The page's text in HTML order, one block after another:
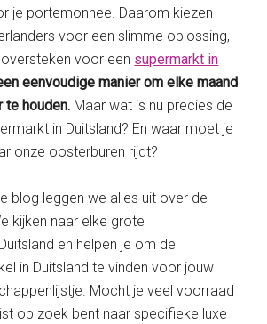
je portemonnee. Daarom kiezen
voor een slimme oplossing,
voor een supermarkt in
eenvoudige manier om elke maand
te houden. Maar wat is nu precies de
in Duitsland? En waar moet je
onze oosterburen rijdt?
blog leggen we alles uit over de
kijken naar elke grote
en helpen je om de
in Duitsland te vinden voor jouw
Mocht je veel voorraad
op zoek bent naar specifieke luxe